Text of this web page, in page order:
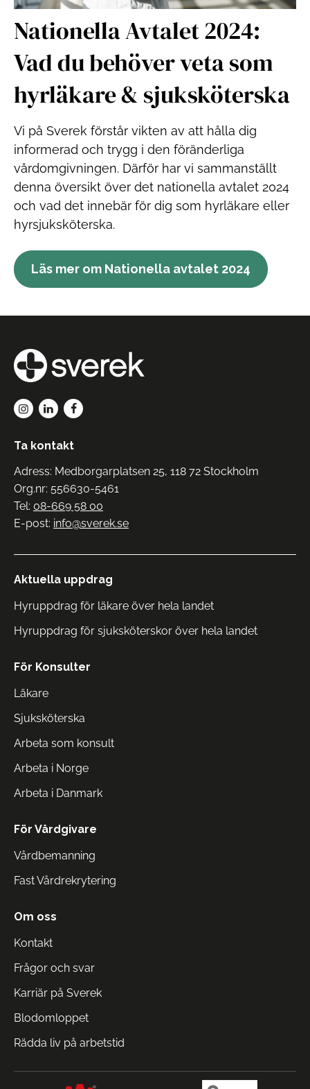
Nationella Avtalet 2024:
Vad du behöver veta som
hyrläkare & sjuksköterska
Vi på Sverek förstår vikten av att hålla dig
informerad och trygg i den föränderliga
vårdomgivningen. Därför har vi sammanställt
denna översikt över det nationella avtalet 2024
och vad det innebär för dig som hyrläkare eller
hyrsjuksköterska.
Läs mer om Nationella avtalet 2024
Ta kontakt
Adress: Medborgarplatsen 25, 118 72 Stockholm
Org.nr: 556630-5461
Tel: 08-669 58 00
E-post: info@sverek.se
Aktuella uppdrag
Hyruppdrag för läkare över hela landet
Hyruppdrag för sjuksköterskor över hela landet
För Konsulter
Läkare
Sjuksköterska
Arbeta som konsult
Arbeta i Norge
Arbeta i Danmark
För Vårdgivare
Vårdbemanning
Fast Vårdrekrytering
Om oss
Kontakt
Frågor och svar
Karriär på Sverek
Blodomloppet
Rädda liv på arbetstid